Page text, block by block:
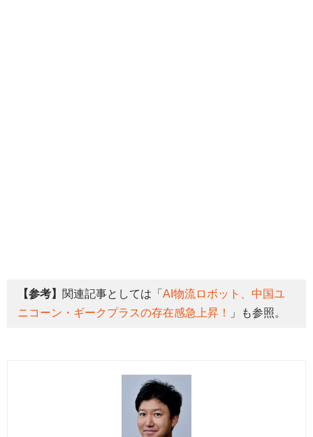
【参考】 関連記事としては「 AI物流ロボット、中国ユ
ニコーン・ギークプラスの存在感急上昇！
」も参照。